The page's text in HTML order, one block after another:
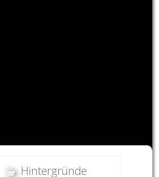
Hintergründe